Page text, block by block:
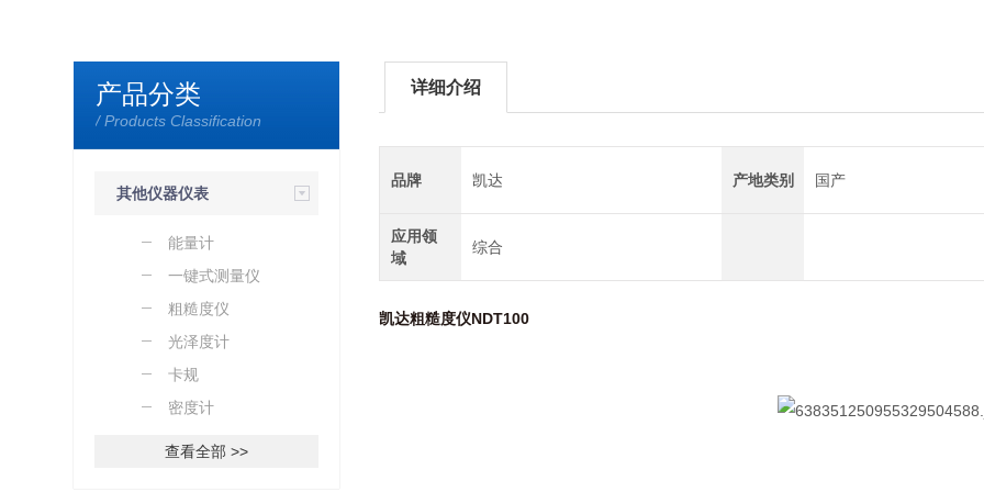
产品分类
/ Products Classification
其他仪器仪表
能量计
一键式测量仪
粗糙度仪
光泽度计
卡规
密度计
查看全部 >>
详细介绍
品牌 凯达 产地类别 国产
应用领
域
综合
凯达粗糙度仪NDT100